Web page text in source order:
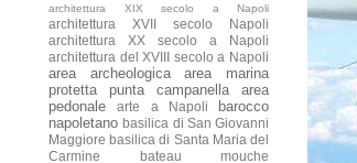
architettura XIX secolo a Napoli
architettura XVII secolo Napoli
architettura XX secolo a Napoli
architettura del XVIII secolo a Napoli
area archeologica
area marina
protetta punta campanella
area
pedonale
arte a Napoli
barocco
napoletano basilica di San Giovanni
Maggiore basilica di Santa Maria del
Carmine
bateau mouche